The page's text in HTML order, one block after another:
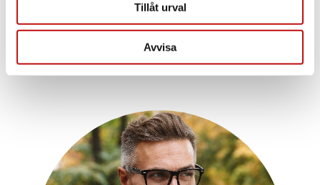
Tillåt urval
Avvisa
Läs mer